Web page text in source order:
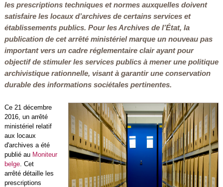
les prescriptions techniques et normes auxquelles doivent
satisfaire les locaux d’archives de certains services et
établissements publics. Pour les Archives de l’État, la
publication de cet arrêté ministériel marque un nouveau pas
important vers un cadre réglementaire clair ayant pour
objectif de stimuler les services publics à mener une politique
archivistique rationnelle, visant à garantir une conservation
durable des informations sociétales pertinentes.
Ce 21 décembre
2016, un arrêté
ministériel relatif
aux locaux
d'archives a été
publié au Moniteur
belge. Cet
arrêté détaille les
prescriptions